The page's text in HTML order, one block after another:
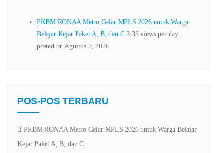
POS-POS TERBARU
PKBM RONAA Metro Gelar MPLS 2026 untuk Warga Belajar
Kejar Paket A, B, dan C